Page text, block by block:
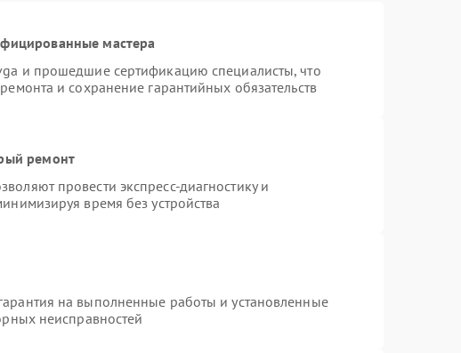
мастера
и прошедшие сертификацию специалисты, что
и сохранение гарантийных обязательств
ремонт
провести экспресс-диагностику и
время без устройства
на выполненные работы и установленные
неисправностей